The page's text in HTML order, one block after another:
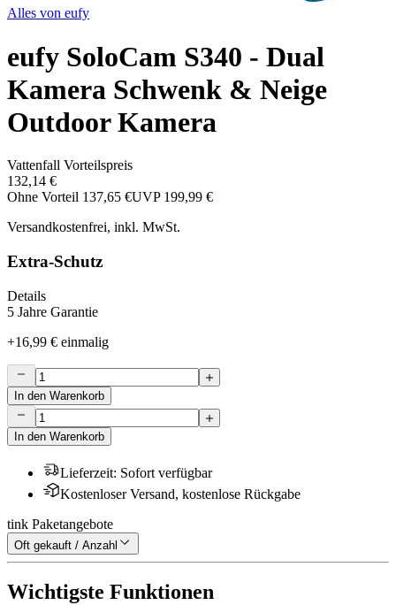
Alles von eufy
eufy SoloCam S340 - Dual
Kamera Schwenk & Neige
Outdoor Kamera
Vattenfall Vorteilspreis
132,14 €
Ohne Vorteil 137,65 €UVP 199,99 €
Versandkostenfrei, inkl. MwSt.
Extra-Schutz
Details
5 Jahre Garantie
+16,99 € einmalig
In den Warenkorb
In den Warenkorb
Lieferzeit: Sofort verfügbar
Kostenloser Versand, kostenlose Rückgabe
tink Paketangebote
Oft gekauft / Anzahl
Wichtigste Funktionen